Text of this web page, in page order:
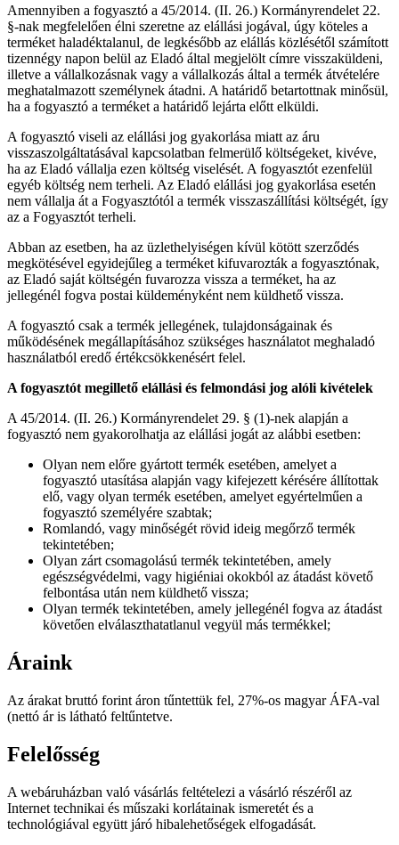
Amennyiben a fogyasztó a 45/2014. (II. 26.) Kormányrendelet 22.
§-nak megfelelően élni szeretne az elállási jogával, úgy köteles a
terméket haladéktalanul, de legkésőbb az elállás közlésétől számított
tizennégy napon belül az Eladó által megjelölt címre visszaküldeni,
illetve a vállalkozásnak vagy a vállalkozás által a termék átvételére
meghatalmazott személynek átadni. A határidő betartottnak minősül,
ha a fogyasztó a terméket a határidő lejárta előtt elküldi.
A fogyasztó viseli az elállási jog gyakorlása miatt az áru
visszaszolgáltatásával kapcsolatban felmerülő költségeket, kivéve,
ha az Eladó vállalja ezen költség viselését. A fogyasztót ezenfelül
egyéb költség nem terheli. Az Eladó elállási jog gyakorlása esetén
nem vállalja át a Fogyasztótól a termék visszaszállítási költségét, így
az a Fogyasztót terheli.
Abban az esetben, ha az üzlethelyiségen kívül kötött szerződés
megkötésével egyidejűleg a terméket kifuvarozták a fogyasztónak,
az Eladó saját költségén fuvarozza vissza a terméket, ha az
jellegénél fogva postai küldeményként nem küldhető vissza.
A fogyasztó csak a termék jellegének, tulajdonságainak és
működésének megállapításához szükséges használatot meghaladó
használatból eredő értékcsökkenésért felel.
A fogyasztót megillető elállási és felmondási jog alóli kivételek
A 45/2014. (II. 26.) Kormányrendelet 29. § (1)-nek alapján a
fogyasztó nem gyakorolhatja az elállási jogát az alábbi esetben:
Olyan nem előre gyártott termék esetében, amelyet a
fogyasztó utasítása alapján vagy kifejezett kérésére állítottak
elő, vagy olyan termék esetében, amelyet egyértelműen a
fogyasztó személyére szabtak;
Romlandó, vagy minőségét rövid ideig megőrző termék
tekintetében;
Olyan zárt csomagolású termék tekintetében, amely
egészségvédelmi, vagy higiéniai okokból az átadást követő
felbontása után nem küldhető vissza;
Olyan termék tekintetében, amely jellegénél fogva az átadást
követően elválaszthatatlanul vegyül más termékkel;
Áraink
Az árakat bruttó forint áron tűntettük fel, 27%-os magyar ÁFA-val
(nettó ár is látható feltűntetve.
Felelősség
A webáruházban való vásárlás feltételezi a vásárló részéről az
Internet technikai és műszaki korlátainak ismeretét és a
technológiával együtt járó hibalehetőségek elfogadását.